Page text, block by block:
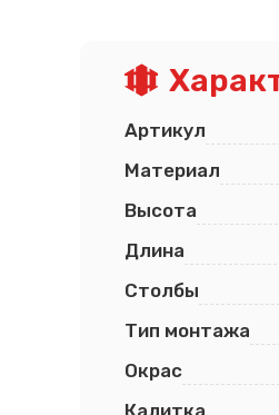
Артикул
Материал
Высота
Длина
Столбы
Тип монтажа
Окрас
Калитка